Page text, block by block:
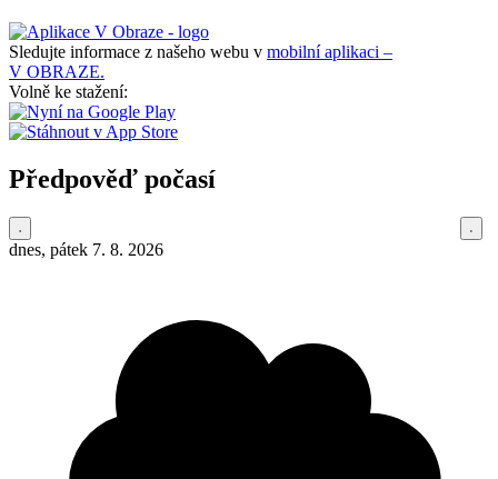
Sledujte informace z našeho webu v mobilní aplikaci –
V OBRAZE.
Volně ke stažení:
Předpověď počasí
dnes, pátek 7. 8. 2026